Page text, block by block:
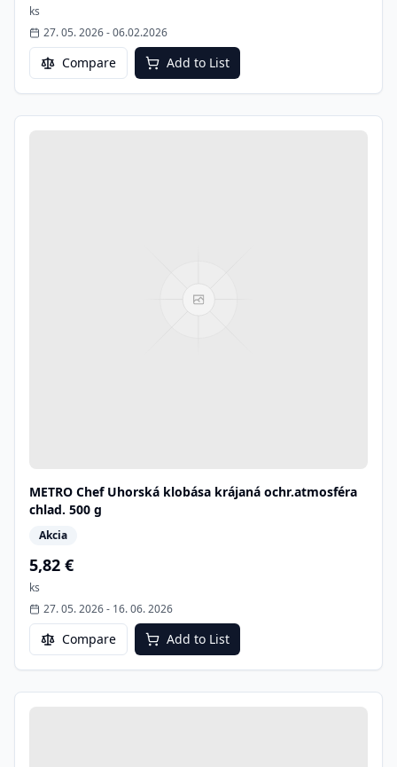
ko&#353;&#237;ka?"; var MS_SHOW="Zobrazi&#357;";
ks
27. 05. 2026-06.02.2026
Compare Add to List
METRO Chef Uhorská klobása krájaná ochr.atmosféra
chlad. 500 g
Akcia
5,82 €
ks
27. 05. 2026- 16. 06. 2026
Compare Add to List